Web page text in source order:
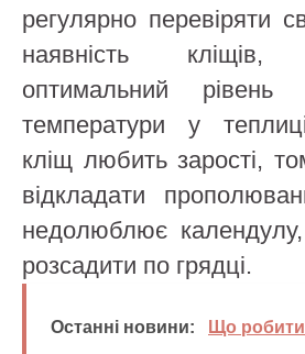
регулярно перевіряти
наявність кліщів,
оптимальний рівень
температури у
кліщ любить зарості,
відкладати
недолюблює
розсадити по грядці.
Останні новини:
Що